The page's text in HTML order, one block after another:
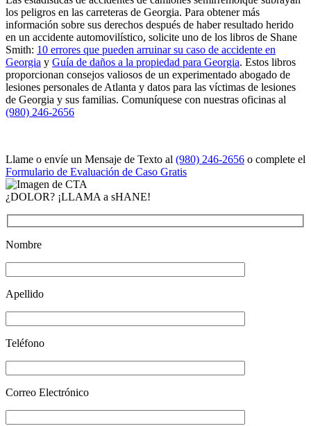
los peligros en las carreteras de Georgia. Para obtener más
información sobre sus derechos después de haber resultado herido
en un accidente automovilístico, solicite uno de los libros de Shane
Smith: 10 errores que pueden arruinar su caso de accidente en
Georgia y Guía de daños a la propiedad para Georgia. Estos libros
proporcionan consejos valiosos de un experimentado abogado de
lesiones personales de Atlanta y datos para las víctimas de lesiones
de Georgia y sus familias. Comuníquese con nuestras oficinas al
(980) 246-2656
Llame o envíe un Mensaje de Texto al (980) 246-2656 o complete el
Formulario de Evaluación de Caso Gratis
¿DOLOR? ¡LLAMA a sHANE!
Nombre
Apellido
Teléfono
Correo Electrónico